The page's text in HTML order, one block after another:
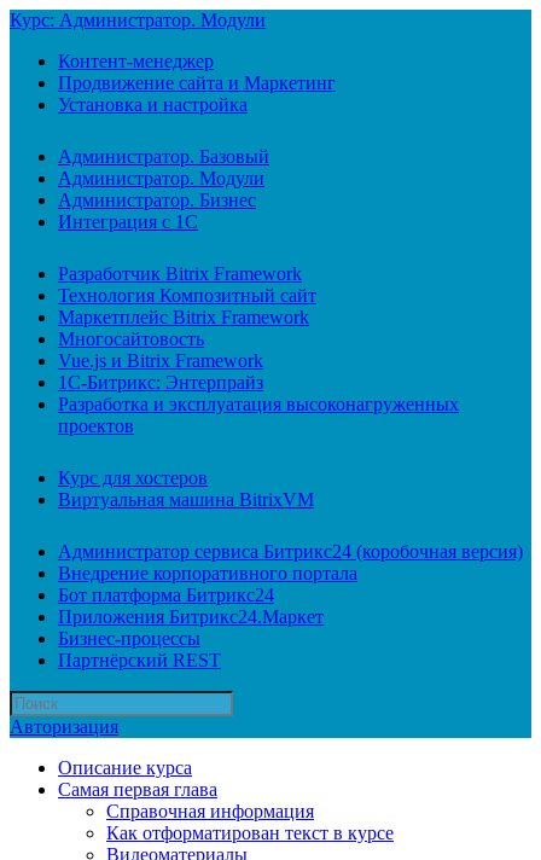
Курс: Администратор. Модули
Контент-менеджер
Продвижение сайта и Маркетинг
Установка и настройка
Администратор. Базовый
Администратор. Модули
Администратор. Бизнес
Интеграция с 1С
Разработчик Bitrix Framework
Технология Композитный сайт
Маркетплейс Bitrix Framework
Многосайтовость
Vue.js и Bitrix Framework
1С-Битрикс: Энтерпрайз
Разработка и эксплуатация высоконагруженных
проектов
Курс для хостеров
Виртуальная машина BitrixVM
Администратор сервиса Битрикс24 (коробочная версия)
Внедрение корпоративного портала
Бот платформа Битрикс24
Приложения Битрикс24.Маркет
Бизнес-процессы
Партнёрский REST
Авторизация
Описание курса
Самая первая глава
Справочная информация
Как отформатирован текст в курсе
Видеоматериалы